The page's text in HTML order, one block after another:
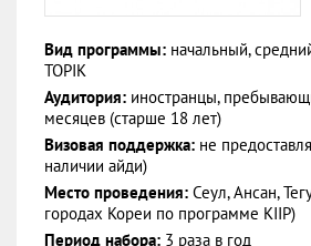
Вид программы: начальный,
TOPIK
Аудитория: иностранцы,
месяцев (старше 18 лет)
Визовая поддержка: не
наличии айди)
Место проведения: Сеул, Ансан,
городах Кореи по программе KIIP)
Период набора: 3 раза в год